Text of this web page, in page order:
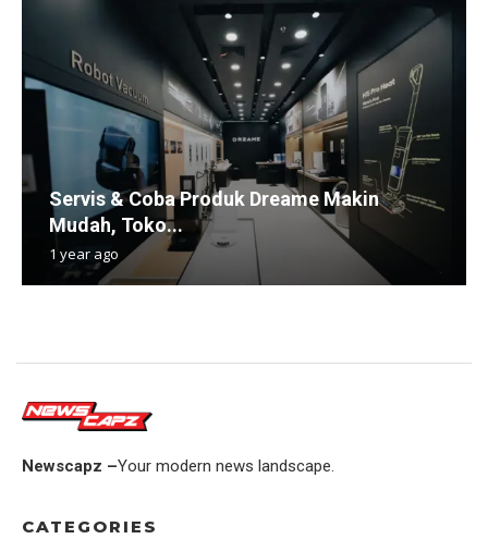
Servis & Coba Produk Dreame Makin
Mudah, Toko...
1 year ago
Newscapz –Your modern news landscape.
CATEGORIES